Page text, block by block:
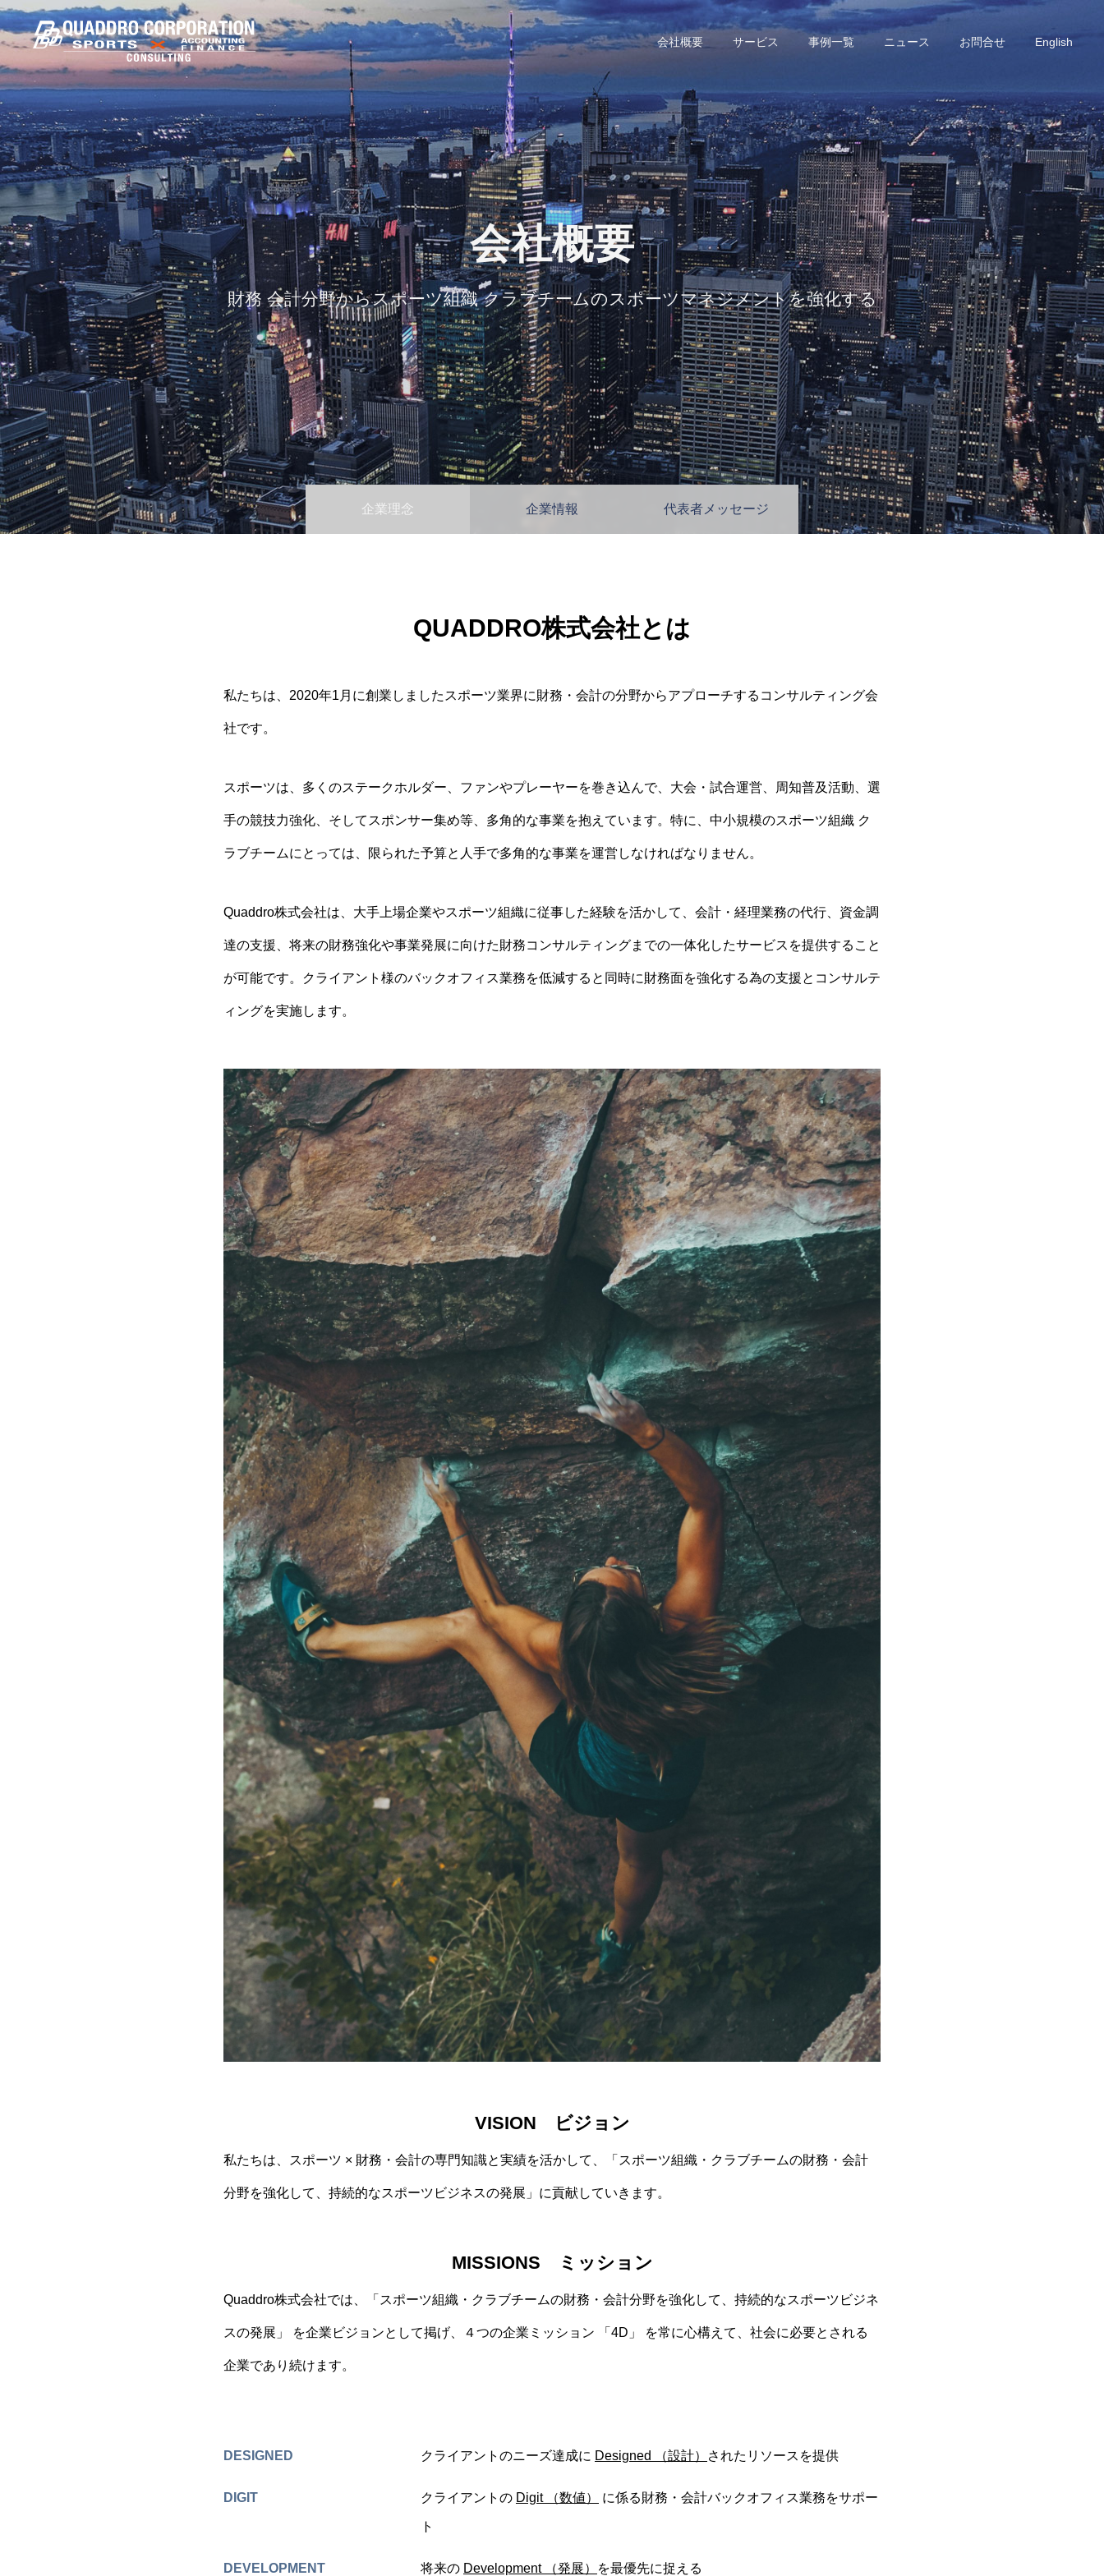
会社概要 サービス 事例一覧 ニュース お問合せ English
会社概要
財務 会計分野からスポーツ組織 クラブチームのスポーツマネジメントを強化する
企業理念 企業情報 代表者メッセージ
QUADDRO株式会社とは
私たちは、2020年1月に創業しましたスポーツ業界に財務・会計の分野からアプローチするコンサルティング会
社です。
スポーツは、多くのステークホルダー、ファンやプレーヤーを巻き込んで、大会・試合運営、周知普及活動、選
手の競技力強化、そしてスポンサー集め等、多角的な事業を抱えています。特に、中小規模のスポーツ組織 ク
ラブチームにとっては、限られた予算と人手で多角的な事業を運営しなければなりません。
Quaddro株式会社は、大手上場企業やスポーツ組織に従事した経験を活かして、会計・経理業務の代行、資金調
達の支援、将来の財務強化や事業発展に向けた財務コンサルティングまでの一体化したサービスを提供すること
が可能です。クライアント様のバックオフィス業務を低減すると同時に財務面を強化する為の支援とコンサルテ
ィングを実施します。
VISION ビジョン
私たちは、スポーツ × 財務・会計の専門知識と実績を活かして、「スポーツ組織・クラブチームの財務・会計
分野を強化して、持続的なスポーツビジネスの発展」に貢献していきます。
MISSIONS ミッション
Quaddro株式会社では、「スポーツ組織・クラブチームの財務・会計分野を強化して、持続的なスポーツビジネ
スの発展」 を企業ビジョンとして掲げ、４つの企業ミッション 「4D」 を常に心構えて、社会に必要とされる
企業であり続けます。
DESIGNED クライアントのニーズ達成に Designed （設計） されたリソースを提供
DIGIT クライアントの Digit （数値） に係る財務・会計バックオフィス業務をサポー
ト
DEVELOPMENT 将来の Development （発展） を最優先に捉える